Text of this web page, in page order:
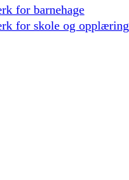
for barnehage
for skole og opplæring